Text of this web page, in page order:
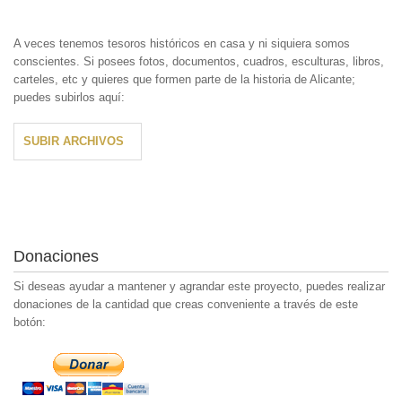
A veces tenemos tesoros históricos en casa y ni siquiera somos
conscientes. Si posees fotos, documentos, cuadros, esculturas, libros,
carteles, etc y quieres que formen parte de la historia de Alicante;
puedes subirlos aquí:
SUBIR ARCHIVOS
Donaciones
Si deseas ayudar a mantener y agrandar este proyecto, puedes realizar
donaciones de la cantidad que creas conveniente a través de este
botón: